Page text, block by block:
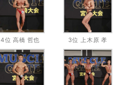
4位 高橋 哲也 3位 上木原 孝